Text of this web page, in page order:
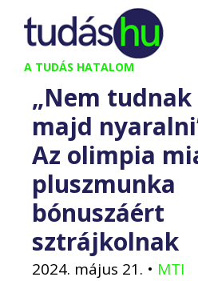
Kilépés
tartalomba
A TUDÁS HATALOM
„Nem tudnak
majd
Az olimpia
pluszmunka
bónuszáért
sztrájkolnak
2024. május 21. • MTI